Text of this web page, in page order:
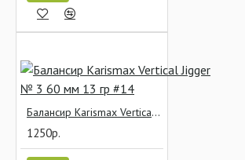
Балансир Karismax Vertical Jigger № 3 60 мм 13 гр #14
1250р.